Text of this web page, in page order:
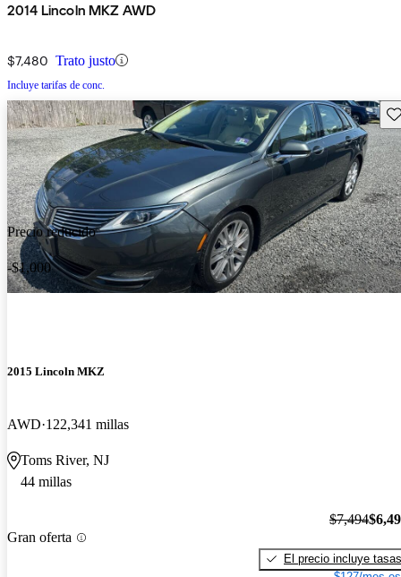
2014 Lincoln MKZ AWD
$7,480 Trato justo
Incluye tarifas de conc.
Precio reducido
-$1,000
2015 Lincoln MKZ
AWD 122,341 millas
Toms River, NJ
44 millas
Gran oferta
$7,494
El precio incluye tasas